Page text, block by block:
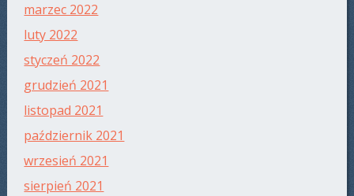
marzec 2022
luty 2022
styczeń 2022
grudzień 2021
listopad 2021
październik 2021
wrzesień 2021
sierpień 2021